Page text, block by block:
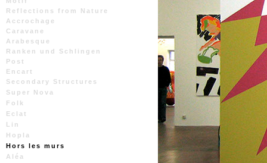
Reflections from Nature
Accrochage
Caravane
Arabesque
Ranken und Schlingen
Post
Encart
Secondary Structures
Super Nova
Folk
Eclat
Lin
Hopla
Hors les murs
Aléa